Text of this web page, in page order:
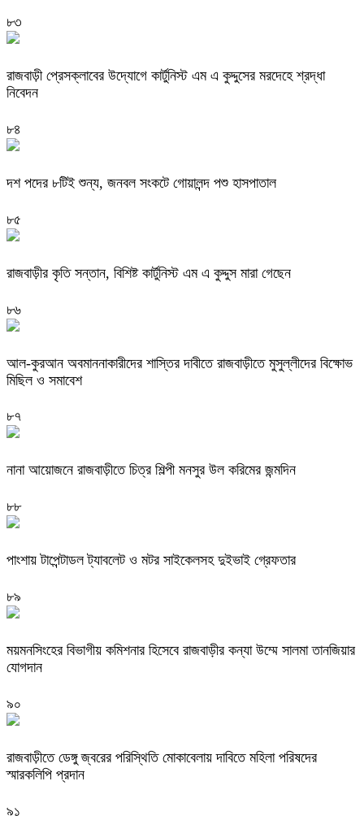
৮৩
রাজবাড়ী প্রেসক্লাবের উদ্যোগে কার্টুনিস্ট এম এ কুদ্দুসের মরদেহে শ্রদ্ধা
নিবেদন
৮৪
দশ পদের ৮টিই শুন্য, জনবল সংকটে গোয়ালন্দ পশু হাসপাতাল
৮৫
রাজবাড়ীর কৃতি সন্তান, বিশিষ্ট কার্টুনিস্ট এম এ কুদ্দুস মারা গেছেন
৮৬
আল-কুরআন অবমাননাকারীদের শাস্তির দাবীতে রাজবাড়ীতে মুসুল্লীদের বিক্ষোভ
মিছিল ও সমাবেশ
৮৭
নানা আয়োজনে রাজবাড়ীতে চিত্র শিল্পী মনসুর উল করিমের জন্মদিন
৮৮
পাংশায় টাপেন্টাডল ট্যাবলেট ও মটর সাইকেলসহ দুইভাই গ্রেফতার
৮৯
ময়মনসিংহের বিভাগীয় কমিশনার হিসেবে রাজবাড়ীর কন্যা উম্মে সালমা তানজিয়ার
যোগদান
৯০
রাজবাড়ীতে ডেঙ্গু জ্বরের পরিস্থিতি মোকাবেলায় দাবিতে মহিলা পরিষদের
স্মারকলিপি প্রদান
৯১